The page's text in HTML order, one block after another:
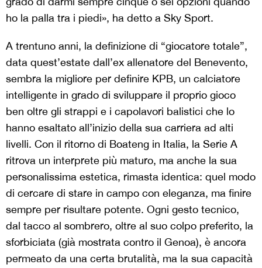
ho la palla tra i piedi», ha detto a Sky Sport.
A trentuno anni, la definizione di “giocatore totale”,
data quest’estate dall’ex allenatore del Benevento,
sembra la migliore per definire KPB, un calciatore
intelligente in grado di sviluppare il proprio gioco
ben oltre gli strappi e i capolavori balistici che lo
hanno esaltato all’inizio della sua carriera ad alti
livelli. Con il ritorno di Boateng in Italia, la Serie A
ritrova un interprete più maturo, ma anche la sua
personalissima estetica, rimasta identica: quel modo
di cercare di stare in campo con eleganza, ma finire
sempre per risultare potente. Ogni gesto tecnico,
dal tacco al sombrero, oltre al suo colpo preferito, la
sforbiciata (già mostrata contro il Genoa), è ancora
permeato da una certa brutalità, ma la sua capacità